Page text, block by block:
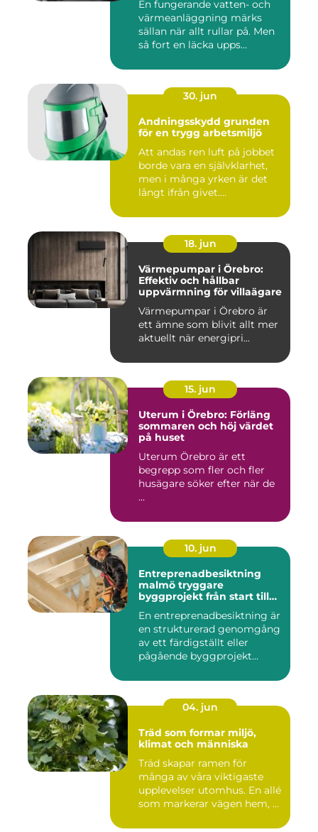
En fungerande vatten- och
värmeanläggning märks
sällan när allt rullar på. Men
så fort en läcka upps...
30. jun
Andningsskydd grunden
för en trygg arbetsmiljö
Att andas ren luft på jobbet
borde vara en självklarhet,
men i många yrken är det
långt ifrån givet....
18. jun
Värmepumpar i Örebro:
Effektiv och hållbar
uppvärmning för villaägare
Värmepumpar i Örebro är
ett ämne som blivit allt mer
aktuellt när energipri...
15. jun
Uterum i Örebro: Förläng
sommaren och höj värdet
på huset
Uterum Örebro är ett
begrepp som fler och fler
husägare söker efter när de
...
10. jun
Entreprenadbesiktning
malmö tryggare
byggprojekt från start till
En entreprenadbesiktning är
en strukturerad genomgång
av ett färdigställt eller
pågående byggprojekt...
04. jun
Träd som formar miljö,
klimat och människa
Träd skapar ramen för
många av våra viktigaste
upplevelser utomhus. En allé
som markerar vägen hem, ...